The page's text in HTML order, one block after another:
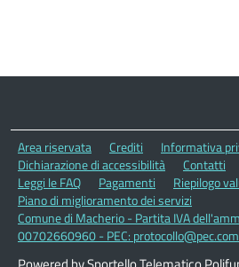
Area riservata Crediti Informativa
Dichiarazione di accessibilità
Contatti
Leggi le FAQ
Pagamenti
Riepilogo
Piano di miglioramento dei servizi
Comune di Macherio - Partita IVA
00702660960 - PEC: